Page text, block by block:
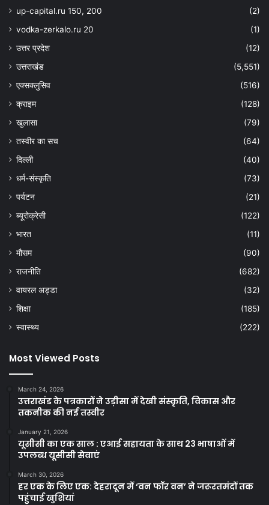
up-capital.ru 150, 200
(2)
vodka-zerkalo.ru 20
(1)
उत्तर प्रदेश
(12)
उत्तराखंड
(5,551)
एक्सक्लुसिव
(516)
क्राइम
(128)
खुलासा
(79)
तस्वीर का सच
(64)
दिल्ली
(40)
धर्म-संस्कृति
(73)
पर्यटन
(21)
ब्यूरोक्रेसी
(122)
भारत
(11)
मौसम
(90)
राजनीति
(682)
वायरल अड्डा
(32)
शिक्षा
(185)
स्वास्थ्य
(222)
Most Viewed Posts
March 24, 2026
उत्तराखंड के पत्रकारों ने उड़ीसा में देखी संस्कृति, विकास और
तकनीक की नई तस्वीर
January 21, 2026
यूसीसी का एक साल : एआई सहायता के साथ 23 भाषाओं में
उपलब्ध यूसीसी सेवाएं
March 30, 2026
हर एक के लिए एक: देहरादून में ‘वन फॉर वन’ ने जरूरतमंदों तक
पहुंचाई खुशियां